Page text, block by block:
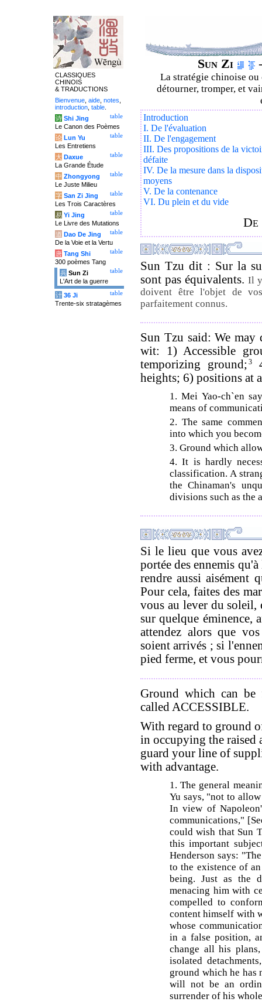
Sun Zi
La stratégie chinoise
détourner, tromper, et
Introduction
I. De l'évaluation
II. De l'engagement
III. Des propositions de la
défaite
IV. De la mesure dans la
moyens
V. De la contenance
VI. Du plein et du vide
Sun Tzu dit : Sur la
sont pas équivalents. Il
doivent être l'objet de
parfaitement connus.
Sun Tzu said: We
wit: 1) Accessible
temporizing ground; 3
heights; 6) positions at
1. Mei Yao-ch`en
means of
2. The same
into which you
3. Ground which
4. It is hardly
classification. A
the Chinaman's
divisions such as the
Si le lieu que vous
portée des ennemis
rendre aussi aisément
Pour cela, faites des
vous au lever du soleil,
sur quelque
attendez alors que
soient arrivés ; si
pied ferme, et vous
Ground which can be
called ACCESSIBLE.
With regard to ground
in occupying the raised
guard your line of
with advantage.
1. The general
Yu says, "not to
In view of
communications,"
could wish that Sun
this important
Henderson says:
to the existence of
being. Just as the
menacing him with
compelled to
content himself with
whose
in a false position,
change all his
isolated
ground which he has
will not be an
surrender of his
CLASSIQUES
CHINOIS
& TRADUCTIONS
Bienvenue aide notes
introduction table
table
诗 Shi Jing
Le Canon des Poèmes
table
论 Lun Yu
Les Entretiens
table
大 Daxue
La Grande Étude
table
中 Zhongyong
Le Juste Milieu
table
字 San Zi Jing
Les Trois Caractères
table
易 Yi Jing
Le Livre des Mutations
table
道 Dao De Jing
De la Voie et la Vertu
table
唐 Tang Shi
300 poèmes Tang
table
兵 Sun Zi
L'Art de la guerre
table
计 36 Ji
Trente-six stratagèmes